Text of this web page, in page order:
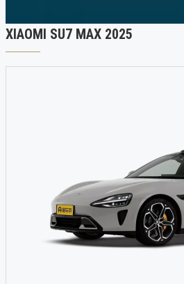
XIAOMI SU7 MAX 2025